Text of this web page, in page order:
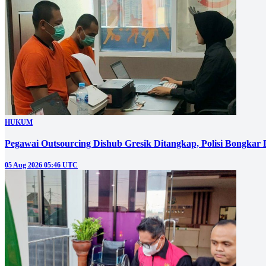
HUKUM
Pegawai Outsourcing Dishub Gresik Ditangkap, Polisi
05 Aug 2026 05:46 UTC